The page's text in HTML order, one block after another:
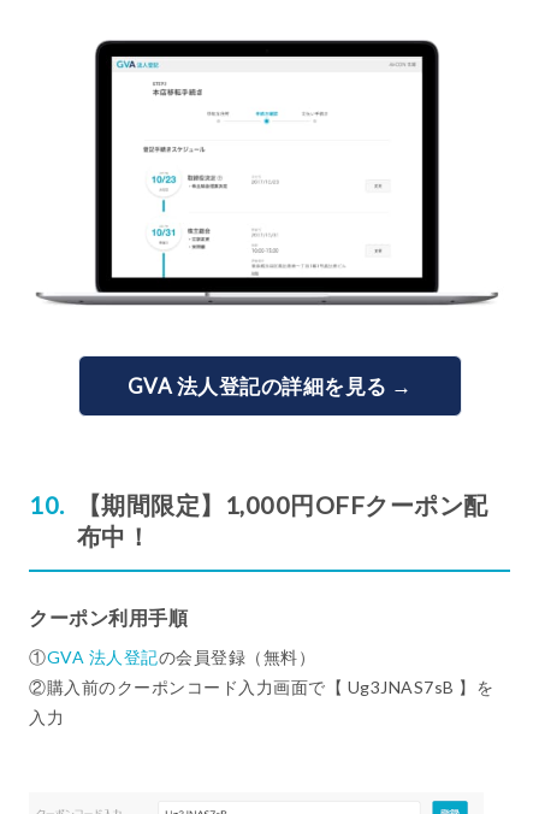
GVA 法人登記の詳細を見る →
【期間限定】1,000円OFFクーポン配
布中！
クーポン利用手順
①GVA 法人登記の会員登録（無料）
②購入前のクーポンコード入力画面で【 Ug3JNAS7sB 】を
入力